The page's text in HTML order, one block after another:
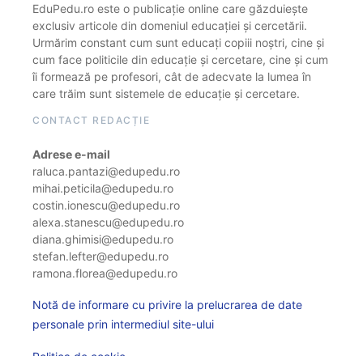
EduPedu.ro este o publicație online care găzduiește
exclusiv articole din domeniul educației și cercetării.
Urmărim constant cum sunt educați copiii noștri, cine și
cum face politicile din educație și cercetare, cine și cum
îi formează pe profesori, cât de adecvate la lumea în
care trăim sunt sistemele de educație și cercetare.
CONTACT REDACȚIE
Adrese e-mail
raluca.pantazi@edupedu.ro
mihai.peticila@edupedu.ro
costin.ionescu@edupedu.ro
alexa.stanescu@edupedu.ro
diana.ghimisi@edupedu.ro
stefan.lefter@edupedu.ro
ramona.florea@edupedu.ro
Notă de informare cu privire la prelucrarea de date
personale prin intermediul site-ului